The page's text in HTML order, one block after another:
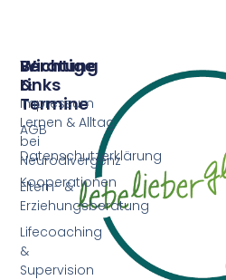
Beratung
&
Termine
Lernen & Alltag
bei
Neurodivergenz
Eltern- &
Erziehungsberatung
Lifecoaching
&
Supervision
Wichtige
Links
Impressum
AGB
Datenschutzerklärung
Kooperationen